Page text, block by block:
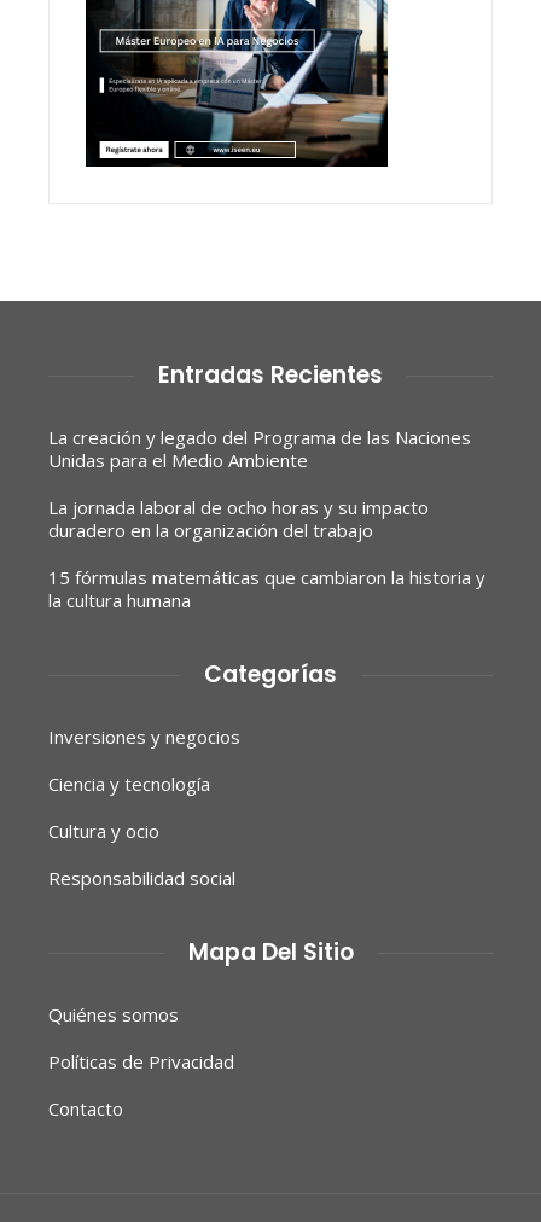
Entradas Recientes
La creación y legado del Programa de las Naciones
Unidas para el Medio Ambiente
La jornada laboral de ocho horas y su impacto
duradero en la organización del trabajo
15 fórmulas matemáticas que cambiaron la historia y
la cultura humana
Categorías
Inversiones y negocios
Ciencia y tecnología
Cultura y ocio
Responsabilidad social
Mapa Del Sitio
Quiénes somos
Políticas de Privacidad
Contacto